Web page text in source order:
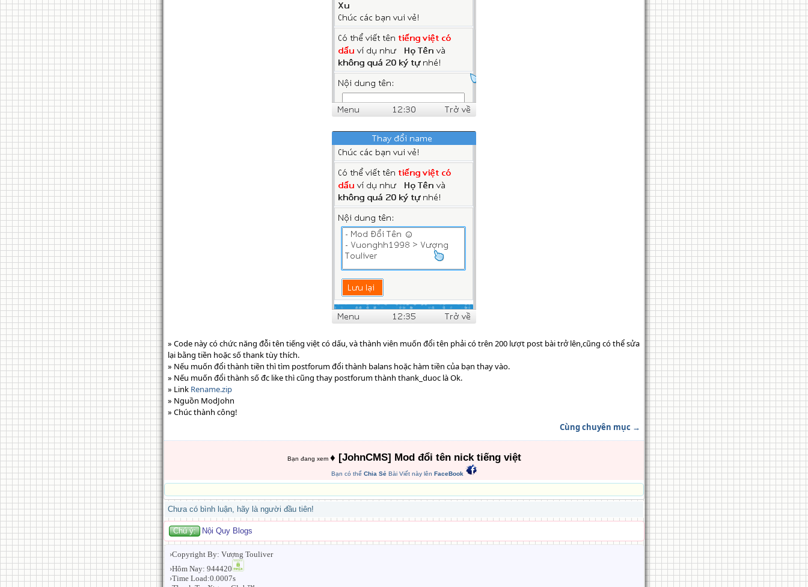
» Code này có chức năng đỗi tên tiếng việt có dấu, và thành viên muốn đổi tên phải có trên 200 lượt post bài trở lên,cũng có thể sửa
lại bằng tiền hoặc số thank tùy thích.
» Nếu muốn đổi thành tiền thì tìm postforum đổi thành balans hoặc hàm tiền của bạn thay vào.
» Nếu muốn đổi thành số đc like thì cũng thay postforum thành thank_duoc là Ok.
» Link Rename.zip
» Nguồn ModJohn
» Chúc thành công!
Cùng chuyên mục →
Bạn đang xem ♦ [JohnCMS] Mod đổi tên nick tiếng việt
Bạn có thể Chia SẻBài Viết này lên FaceBook
Chưa có bình luận, hãy là người đầu tiên!
Chú ý: Nội Quy Blogs
›Copyright By: Vượng Touliver
›Hôm Nay: 944420
›Time Load:0.0007s